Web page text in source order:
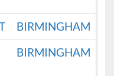
BIRMINGHAM
BIRMINGHAM